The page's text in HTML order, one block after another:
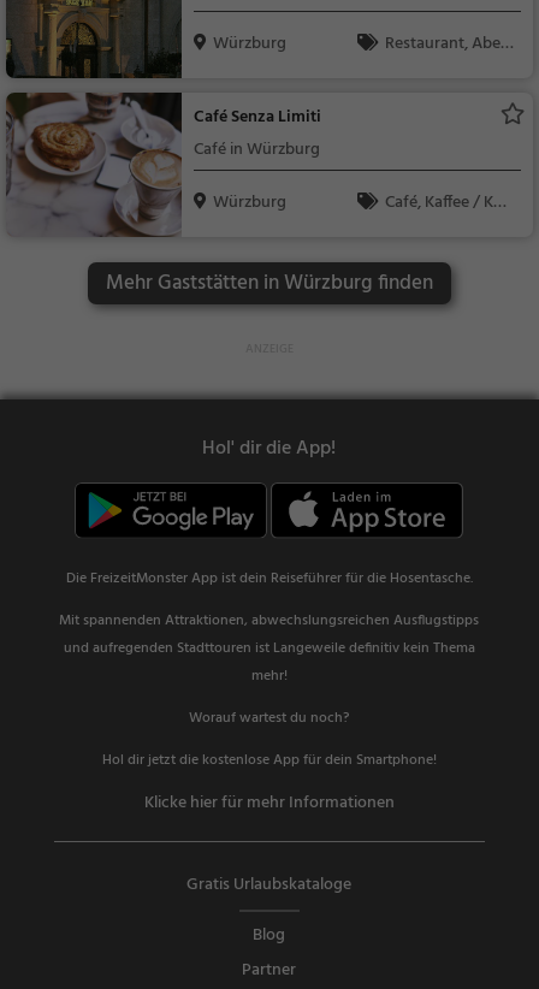
Würzburg
Restaurant, Aben
Regionalküche, Deuts
Café Senza Limiti
Café in Würzburg
Würzburg
Café, Kaffee / Kuc
ck / Teigwaren
Mehr Gaststätten in Würzburg finden
Hol' dir die App!
Die FreizeitMonster App ist dein Reiseführer für die Hosentasche.
Mit spannenden Attraktionen, abwechslungsreichen Ausflugstipps
und aufregenden Stadttouren ist Langeweile definitiv kein Thema
mehr!
Worauf wartest du noch?
Hol dir jetzt die kostenlose App für dein Smartphone!
Klicke hier für mehr Informationen
Gratis Urlaubskataloge
Blog
Partner